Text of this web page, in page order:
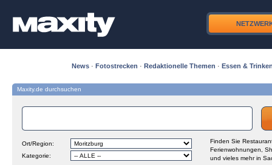
News · Fotostrecken · Redaktionelle Themen · Essen &
Maxity.de durchsuchen
Ort/Region:
Kategorie:
Finden Sie
Ferienwohnungen,
und vieles mehr in